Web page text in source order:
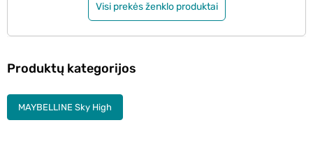
Visi prekės ženklo produktai
Produktų kategorijos
MAYBELLINE Sky High